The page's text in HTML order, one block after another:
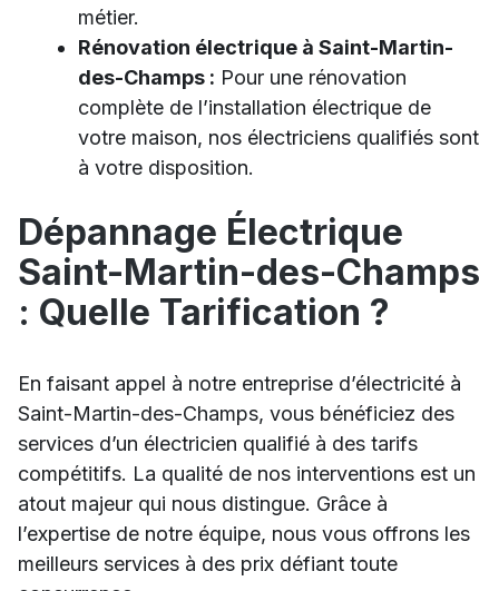
métier.
Rénovation électrique à Saint-Martin-
des-Champs : Pour une rénovation
complète de l’installation électrique de
votre maison, nos électriciens qualifiés sont
à votre disposition.
Dépannage Électrique
Saint-Martin-des-Champs
: Quelle Tarification ?
En faisant appel à notre entreprise d’électricité à
Saint-Martin-des-Champs, vous bénéficiez des
services d’un électricien qualifié à des tarifs
compétitifs. La qualité de nos interventions est un
atout majeur qui nous distingue. Grâce à
l’expertise de notre équipe, nous vous offrons les
meilleurs services à des prix défiant toute